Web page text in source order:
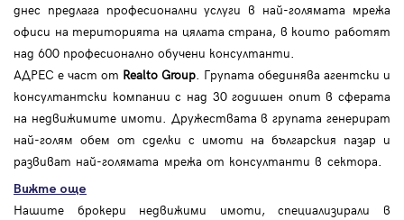
днес предлага професионални услуги в най-голямата мрежа
офиси на територията на цялата страна, в които работят
над 600 професионално обучени консултанти.
АДРЕС е част от Realto Group. Групата обединява агентски и
консултантски компании с над 30 годишен опит в сферата
на недвижимите имоти. Дружествата в групата генерират
най-голям обем от сделки с имоти на българския пазар и
развиват най-голямата мрежа от консултанти в сектора.
Вижте още
Нашите брокери недвижими имоти, специализирали в